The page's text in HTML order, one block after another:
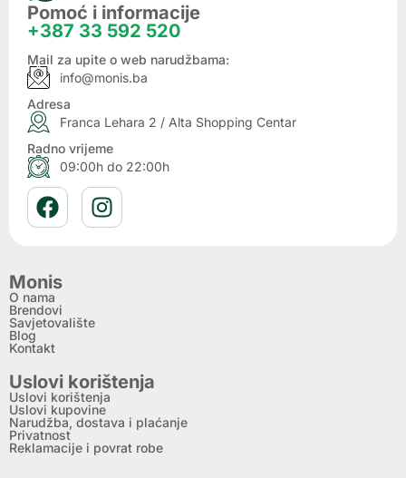
Pomoć i informacije
+387 33 592 520
Mail za upite o web narudžbama:
info@monis.ba
Adresa
Franca Lehara 2 / Alta Shopping Centar
Radno vrijeme
09:00h do 22:00h
Monis
O nama
Brendovi
Savjetovalište
Blog
Kontakt
Uslovi korištenja
Uslovi korištenja
Uslovi kupovine
Narudžba, dostava i plaćanje
Privatnost
Reklamacije i povrat robe